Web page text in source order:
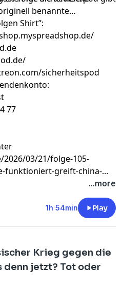
benannte
Shirt”:
sicherheitspod
77
03/21/folge-105-
funktioniert-greift-china-
...more
1h 54min Play
Krieg gegen die
denn jetzt? Tot oder